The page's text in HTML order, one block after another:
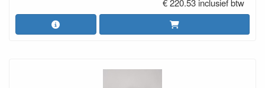
€ 220.53 inclusief btw